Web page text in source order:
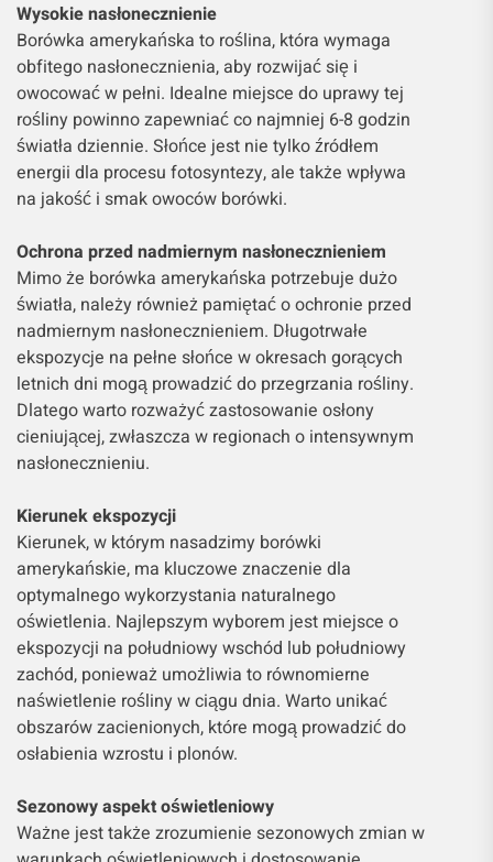
Wysokie nasłonecznienie
Borówka amerykańska to roślina, która wymaga
obfitego nasłonecznienia, aby rozwijać się i
owocować w pełni. Idealne miejsce do uprawy tej
rośliny powinno zapewniać co najmniej 6-8 godzin
światła dziennie. Słońce jest nie tylko źródłem
energii dla procesu fotosyntezy, ale także wpływa
na jakość i smak owoców borówki.
Ochrona przed nadmiernym nasłonecznieniem
Mimo że borówka amerykańska potrzebuje dużo
światła, należy również pamiętać o ochronie przed
nadmiernym nasłonecznieniem. Długotrwałe
ekspozycje na pełne słońce w okresach gorących
letnich dni mogą prowadzić do przegrzania rośliny.
Dlatego warto rozważyć zastosowanie osłony
cieniującej, zwłaszcza w regionach o intensywnym
nasłonecznieniu.
Kierunek ekspozycji
Kierunek, w którym nasadzimy borówki
amerykańskie, ma kluczowe znaczenie dla
optymalnego wykorzystania naturalnego
oświetlenia. Najlepszym wyborem jest miejsce o
ekspozycji na południowy wschód lub południowy
zachód, ponieważ umożliwia to równomierne
naświetlenie rośliny w ciągu dnia. Warto unikać
obszarów zacienionych, które mogą prowadzić do
osłabienia wzrostu i plonów.
Sezonowy aspekt oświetleniowy
Ważne jest także zrozumienie sezonowych zmian w